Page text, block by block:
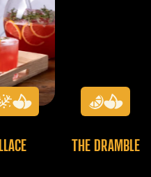
THE DRAMBLE